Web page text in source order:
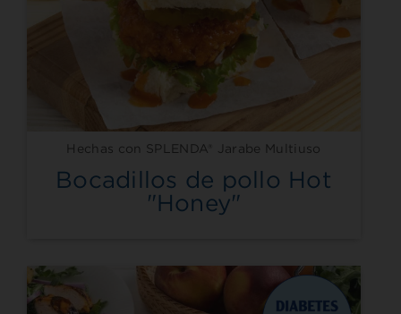
Hechas con SPLENDA® Jarabe Multiuso
Bocadillos ​​​​​​​de pollo Hot
"Honey"